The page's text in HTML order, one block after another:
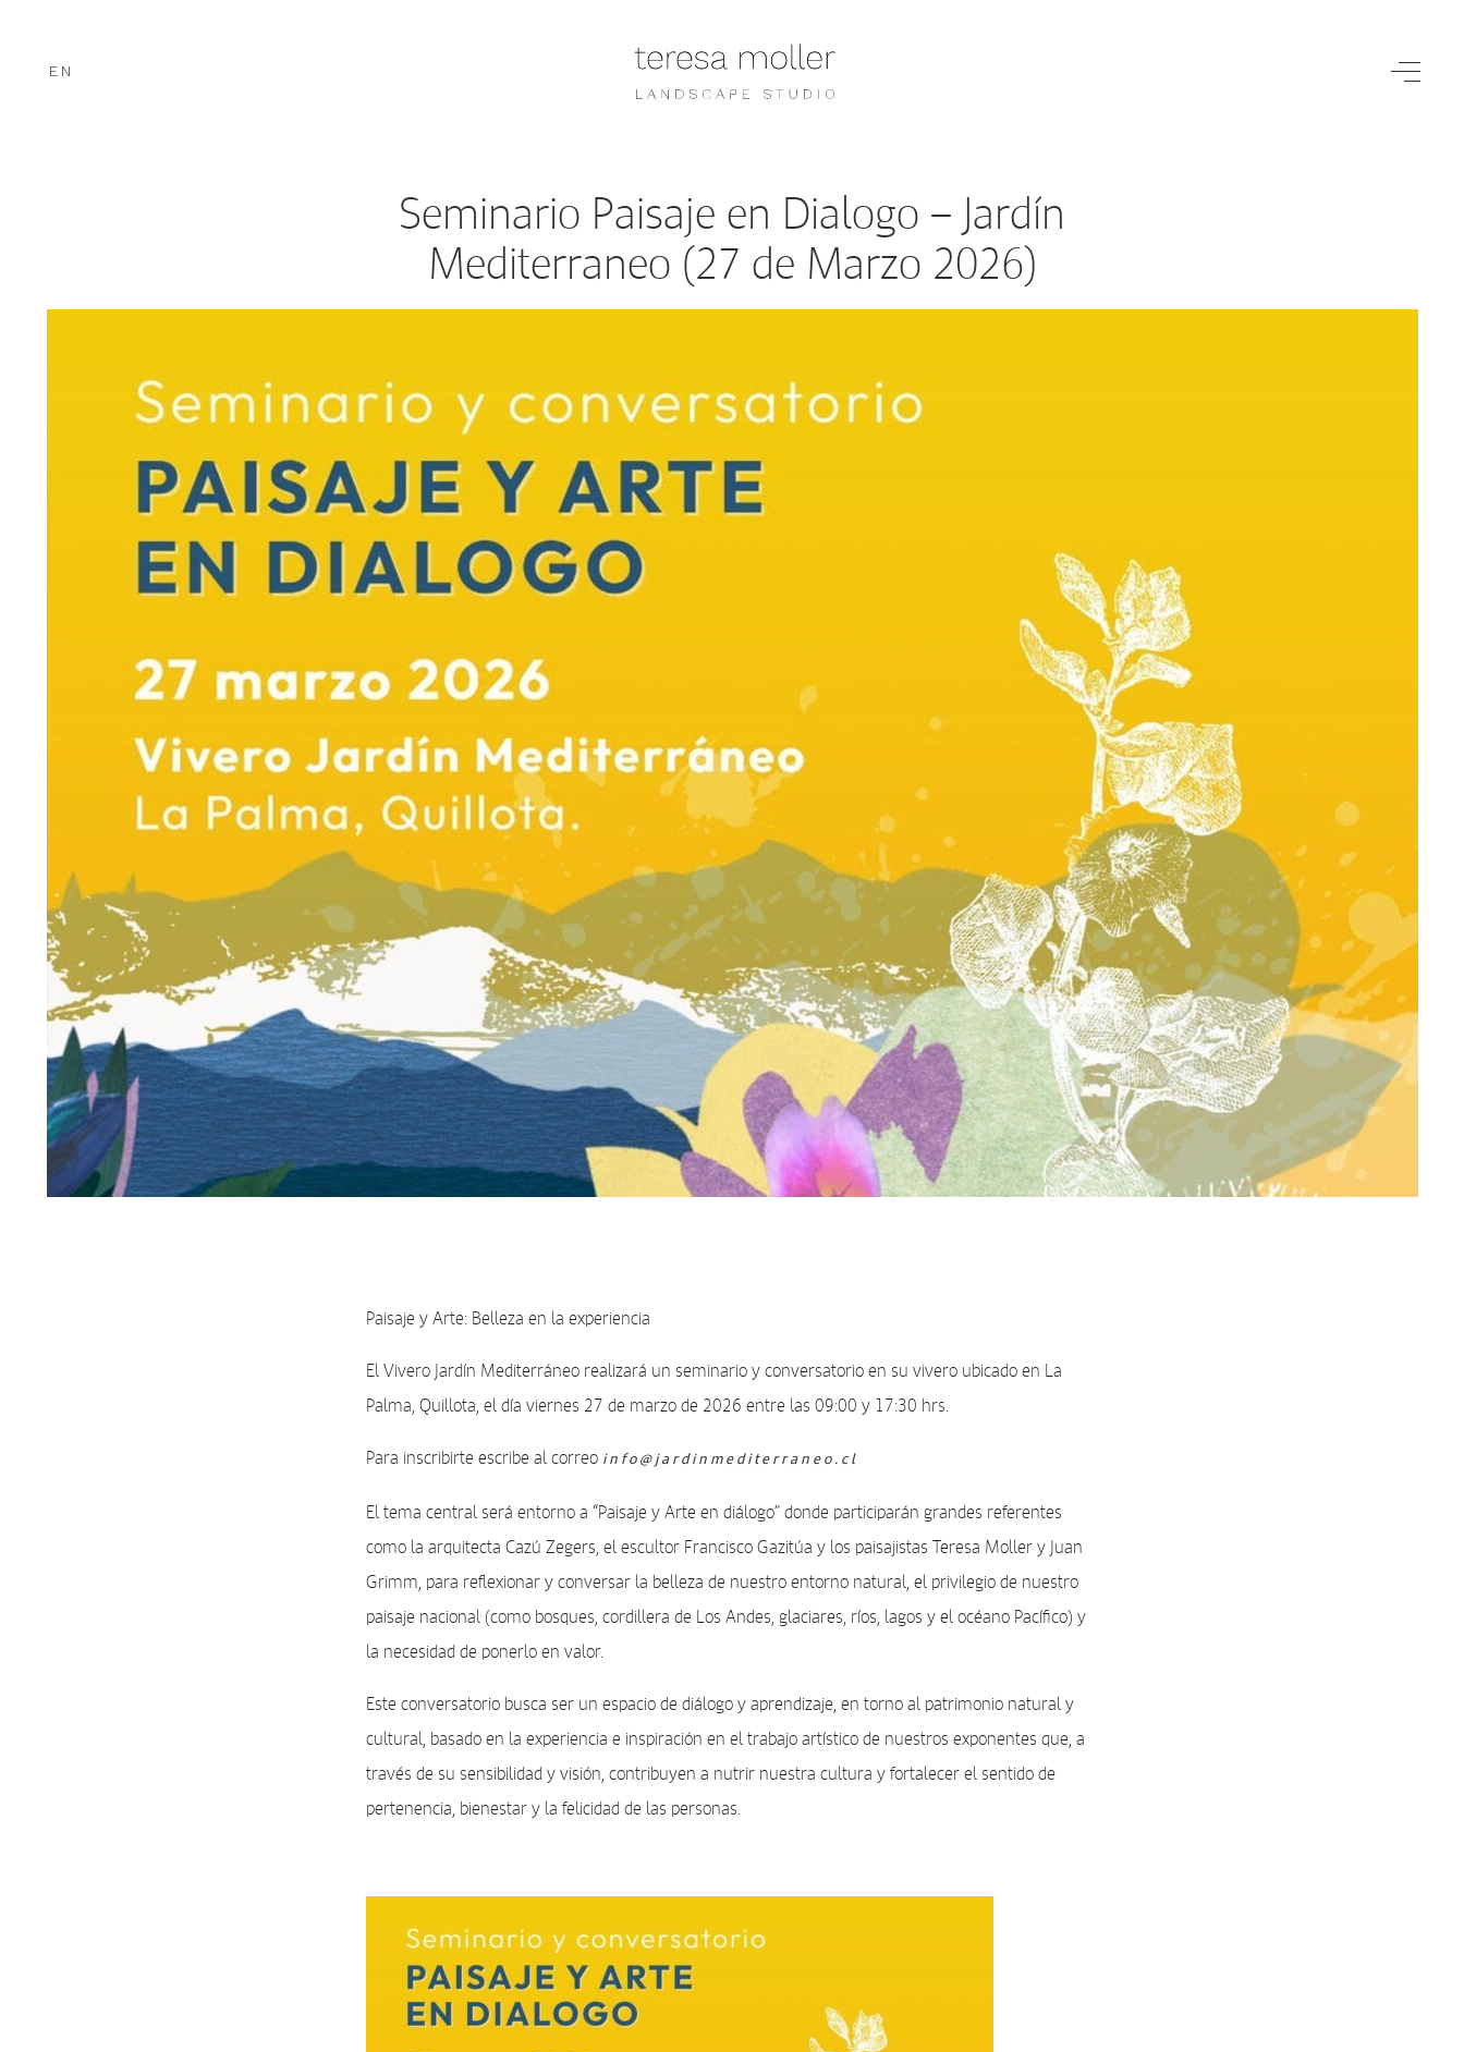
EN
Seminario Paisaje en Dialogo – Jardín
Mediterraneo (27 de Marzo 2026)
Paisaje y Arte: Belleza en la experiencia
El Vivero Jardín Mediterráneo realizará un seminario y conversatorio en su vivero ubicado en La
Palma, Quillota, el día viernes 27 de marzo de 2026 entre las 09:00 y 17:30 hrs.
Para inscribirte escribe al correo info@jardinmediterraneo.cl
El tema central será entorno a “Paisaje y Arte en diálogo” donde participarán grandes referentes
como la arquitecta Cazú Zegers, el escultor Francisco Gazitúa y los paisajistas Teresa Moller y Juan
Grimm, para reflexionar y conversar la belleza de nuestro entorno natural, el privilegio de nuestro
paisaje nacional (como bosques, cordillera de Los Andes, glaciares, ríos, lagos y el océano Pacífico) y
la necesidad de ponerlo en valor.
Este conversatorio busca ser un espacio de diálogo y aprendizaje, en torno al patrimonio natural y
cultural, basado en la experiencia e inspiración en el trabajo artístico de nuestros exponentes que, a
través de su sensibilidad y visión, contribuyen a nutrir nuestra cultura y fortalecer el sentido de
pertenencia, bienestar y la felicidad de las personas.